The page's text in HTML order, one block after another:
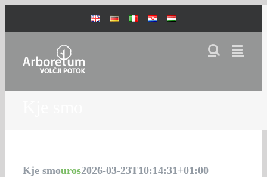
Kje smouros2026-03-23T10:14:31+01:00